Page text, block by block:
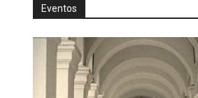
Eventos